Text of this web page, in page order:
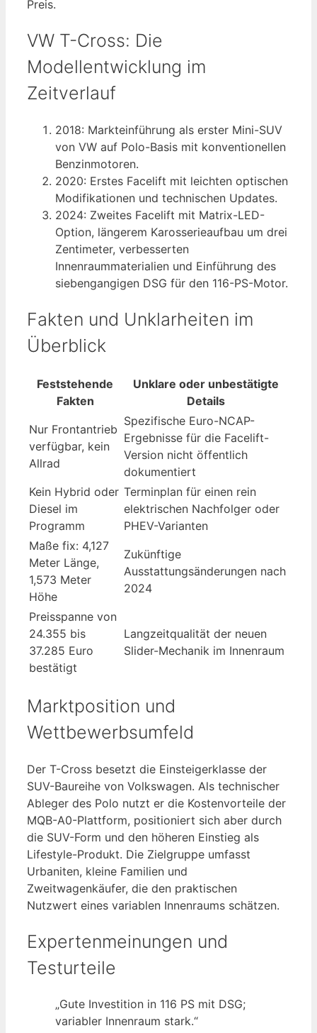
Preis.
VW T-Cross: Die
Modellentwicklung im
Zeitverlauf
2018: Markteinführung als erster Mini-SUV
von VW auf Polo-Basis mit konventionellen
Benzinmotoren.
2020: Erstes Facelift mit leichten optischen
Modifikationen und technischen Updates.
2024: Zweites Facelift mit Matrix-LED-
Option, längerem Karosserieaufbau um drei
Zentimeter, verbesserten
Innenraummaterialien und Einführung des
siebengangigen DSG für den 116-PS-Motor.
Fakten und Unklarheiten im
Überblick
Feststehende
Fakten
Unklare oder unbestätigte
Details
Nur Frontantrieb
verfügbar, kein
Allrad
Spezifische Euro-NCAP-
Ergebnisse für die Facelift-
Version nicht öffentlich
dokumentiert
Kein Hybrid oder
Diesel im
Programm
Terminplan für einen rein
elektrischen Nachfolger oder
PHEV-Varianten
Maße fix: 4,127
Meter Länge,
1,573 Meter
Höhe
Zukünftige
Ausstattungsänderungen nach
2024
Preisspanne von
24.355 bis
37.285 Euro
bestätigt
Langzeitqualität der neuen
Slider-Mechanik im Innenraum
Marktposition und
Wettbewerbsumfeld
Der T-Cross besetzt die Einsteigerklasse der
SUV-Baureihe von Volkswagen. Als technischer
Ableger des Polo nutzt er die Kostenvorteile der
MQB-A0-Plattform, positioniert sich aber durch
die SUV-Form und den höheren Einstieg als
Lifestyle-Produkt. Die Zielgruppe umfasst
Urbaniten, kleine Familien und
Zweitwagenkäufer, die den praktischen
Nutzwert eines variablen Innenraums schätzen.
Expertenmeinungen und
Testurteile
„Gute Investition in 116 PS mit DSG;
variabler Innenraum stark.“